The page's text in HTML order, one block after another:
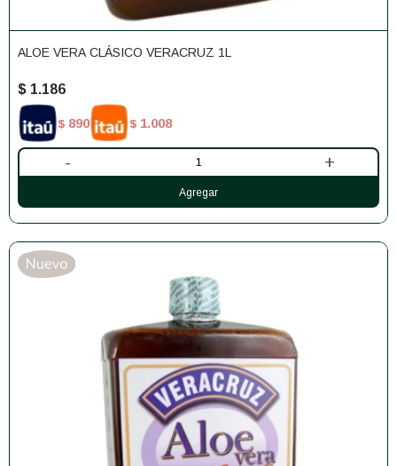
ALOE VERA CLÁSICO VERACRUZ 1L
$ 1.186
$ 890 $ 1.008
- +